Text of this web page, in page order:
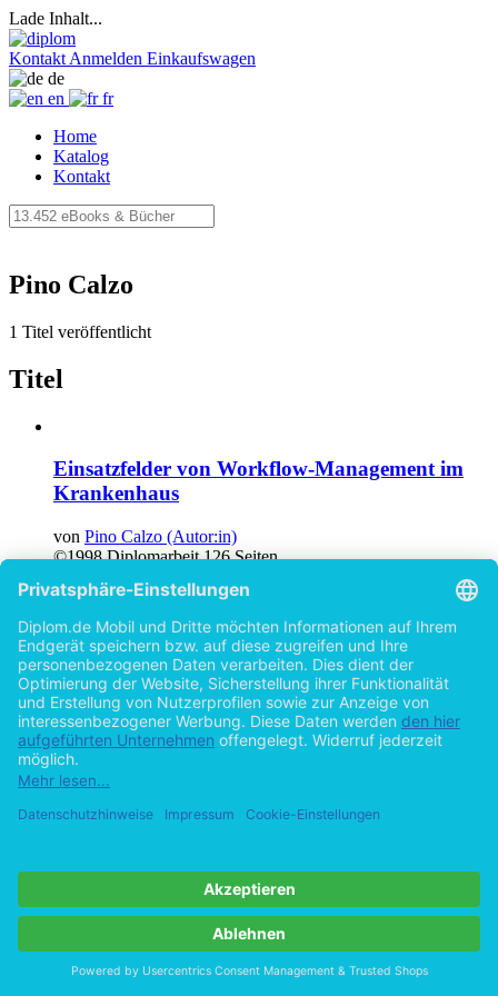
Lade Inhalt...
Kontakt Anmelden Einkaufswagen
de
en
fr
Home
Katalog
Kontakt
Pino Calzo
1 Titel veröffentlicht
Titel
Einsatzfelder von Workflow-Management im
Krankenhaus
von Pino Calzo (Autor:in)
©1998 Diplomarbeit 126 Seiten
Hilfe/FAQ
Datenschutz
AGB
Vertrag widerrufen
Zur Desktop-Version
Copyright ©Imprint in der Bedey & Thoms Media GmbH powered
byOpen Publishing
Cookie-Einstellungen